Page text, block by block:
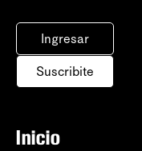
Ingresar
Suscribite
Inicio